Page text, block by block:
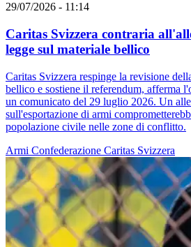
29/07/2026 - 11:14
Caritas Svizzera contraria
legge sul materiale bellico
Caritas Svizzera respinge la revisione
bellico e sostiene il referendum, afferma
un comunicato del 29 luglio 2026. Un
sull'esportazione di armi
popolazione civile nelle zone di conflitto.
Armi Confederazione Caritas Svizzera